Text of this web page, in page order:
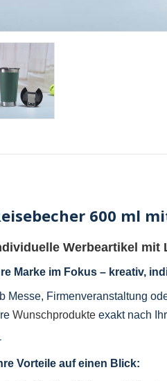
600 ml
Werbeartikel mit
Marke im Fokus – kreativ,
Messe, Firmenveranstaltung
Wunschprodukte exakt nach
Vorteile auf einen Blick: